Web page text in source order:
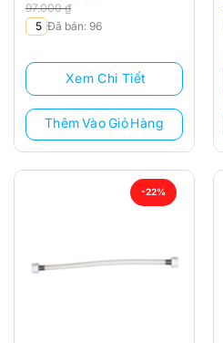
97.000₫
Giá
là:
97.000 ₫.
Giá
tại
55.000 ₫.
5 Đã bán: 96
Xem Chi Tiết
Thêm Vào Giỏ Hàng
-22%